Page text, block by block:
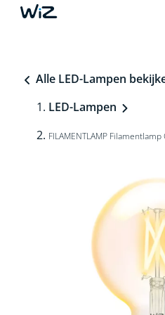
Alle LED-Lampen
LED-Lampen
FILAMENTLAMP